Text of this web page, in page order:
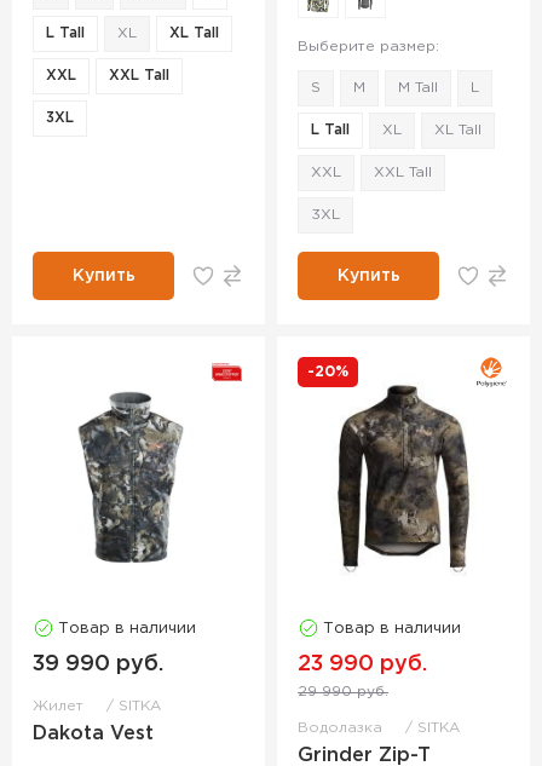
L Tall XL XL Tall
XXL XXL Tall
3XL
Купить
Выберите размер:
S M M Tall
L Tall XL XL Tall
XXL XXL Tall
3XL
Купить
Товар в наличии
39 990 руб.
Жилет SITKA
Dakota Vest
-20%
Товар в наличии
23 990 руб.
29 990 руб.
Водолазка SITKA
Grinder Zip-T